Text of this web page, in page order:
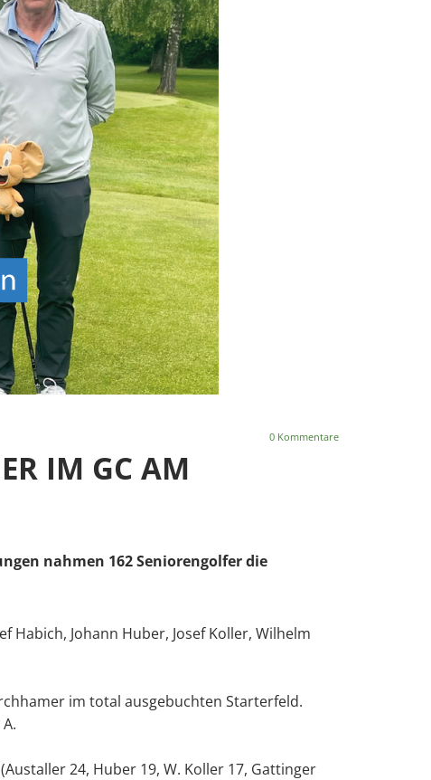
0 Kommentare
IM GC AM
nahmen 162 Seniorengolfer die
Habich, Johann Huber, Josef Koller, Wilhelm
im total ausgebuchten Starterfeld.
24, Huber 19, W. Koller 17, Gattinger